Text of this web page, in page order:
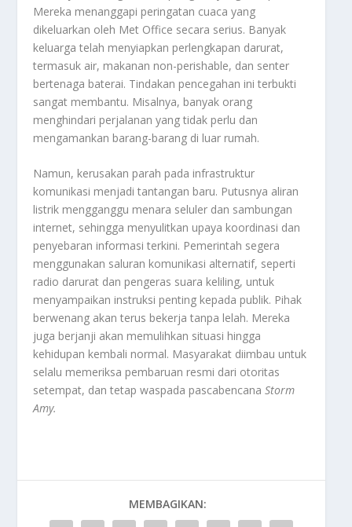
Mereka menanggapi peringatan cuaca yang
dikeluarkan oleh Met Office secara serius. Banyak
keluarga telah menyiapkan perlengkapan darurat,
termasuk air, makanan non-perishable, dan senter
bertenaga baterai. Tindakan pencegahan ini terbukti
sangat membantu. Misalnya, banyak orang
menghindari perjalanan yang tidak perlu dan
mengamankan barang-barang di luar rumah.
Namun, kerusakan parah pada infrastruktur
komunikasi menjadi tantangan baru. Putusnya aliran
listrik mengganggu menara seluler dan sambungan
internet, sehingga menyulitkan upaya koordinasi dan
penyebaran informasi terkini. Pemerintah segera
menggunakan saluran komunikasi alternatif, seperti
radio darurat dan pengeras suara keliling, untuk
menyampaikan instruksi penting kepada publik. Pihak
berwenang akan terus bekerja tanpa lelah. Mereka
juga berjanji akan memulihkan situasi hingga
kehidupan kembali normal. Masyarakat diimbau untuk
selalu memeriksa pembaruan resmi dari otoritas
setempat, dan tetap waspada pascabencanaStorm
Amy.
MEMBAGIKAN: